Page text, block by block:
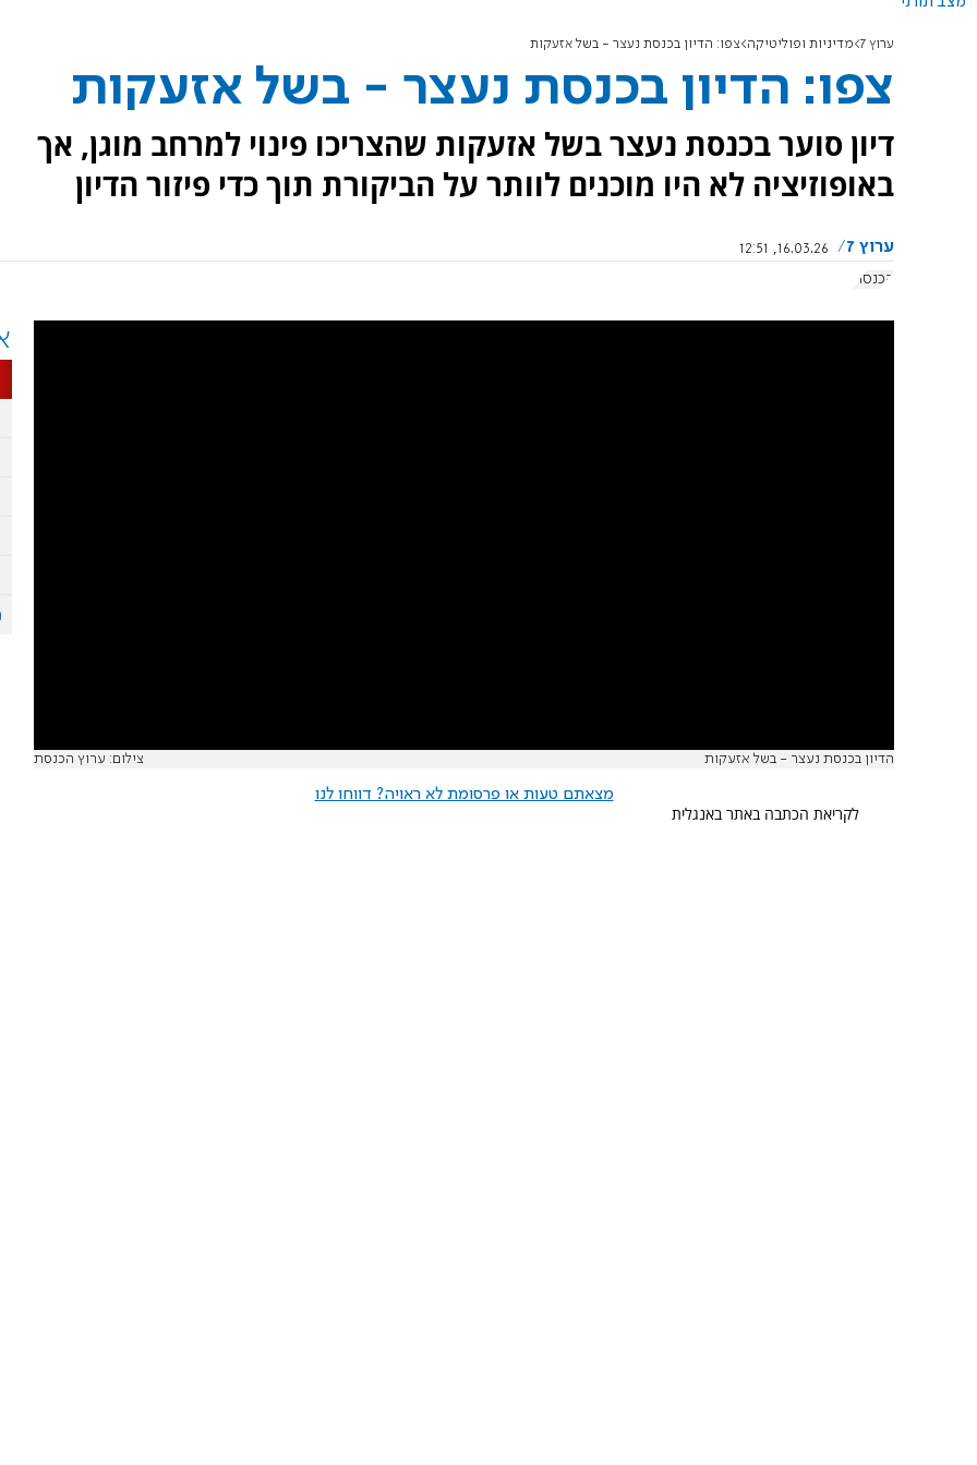
ערוץ 7 מדיניות ופוליטיקה צפו: הדיון בכנסת נעצר - בשל אזעקות
צפו: הדיון בכנסת נעצר - בשל אזעקות
דיון סוער בכנסת נעצר בשל אזעקות שהצריכו פינוי למרחב מוגן, אך
באופוזיציה לא היו מוכנים לוותר על הביקורת תוך כדי פיזור הדיון
ערוץ 7
16.03.26, 12:51
הכנסת
הדיון בכנסת נעצר - בשל אזעקות צילום: ערוץ הכנסת
מצאתם טעות או פרסומת לא ראויה? דווחו לנו
לקריאת הכתבה באתר באנגלית